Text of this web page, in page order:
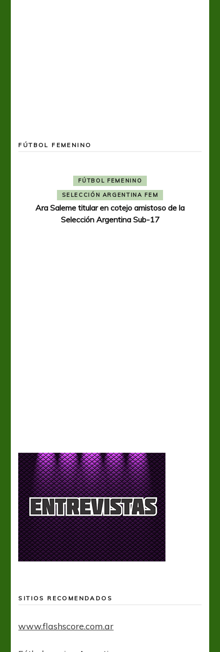
FÚTBOL FEMENINO
FÚTBOL FEMENINO
SELECCIÓN ARGENTINA FEM
Ara Saleme titular en cotejo amistoso de la
Selección Argentina Sub-17
SITIOS RECOMENDADOS
www.flashscore.com.ar